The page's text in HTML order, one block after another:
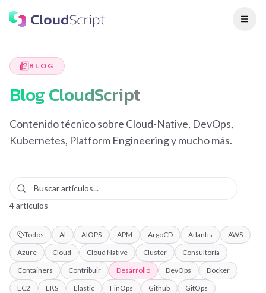
BLOG
Blog CloudScript
Contenido técnico sobre Cloud-Native, DevOps,
Kubernetes, Platform Engineering y mucho más.
4artículos
Todos AI AIOPS APM ArgoCD Atlantis
AWS
Azure
Cloud Cloud Native Cluster
Consultoría
Containers
Contribuir Desarrollo DevOps
Docker
EC2
EKS Elastic FinOps Github
GitOps